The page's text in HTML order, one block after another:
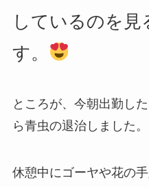
しているのを
す。
ところが、今朝出勤した
ら青虫の退治しました。
休憩中にゴーヤや花の